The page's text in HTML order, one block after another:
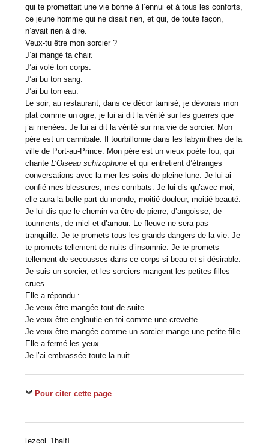
qui te promettait une vie bonne à l’ennui et à tous les conforts,
ce jeune homme qui ne disait rien, et qui, de toute façon,
n’avait rien à dire.
Veux-tu être mon sorcier ?
J’ai mangé ta chair.
J’ai volé ton corps.
J’ai bu ton sang.
J’ai bu ton eau.
Le soir, au restaurant, dans ce décor tamisé, je dévorais mon
plat comme un ogre, je lui ai dit la vérité sur les guerres que
j’ai menées. Je lui ai dit la vérité sur ma vie de sorcier. Mon
père est un cannibale. Il tourbillonne dans les labyrinthes de la
ville de Port-au-Prince. Mon père est un vieux poète fou, qui
chanteL’Oiseau schizophone et qui entretient d’étranges
conversations avec la mer les soirs de pleine lune. Je lui ai
confié mes blessures, mes combats. Je lui dis qu’avec moi,
elle aura la belle part du monde, moitié douleur, moitié beauté.
Je lui dis que le chemin va être de pierre, d’angoisse, de
tourments, de miel et d’amour. Le fleuve ne sera pas
tranquille. Je te promets tous les grands dangers de la vie. Je
te promets tellement de nuits d’insomnie. Je te promets
tellement de secousses dans ce corps si beau et si désirable.
Je suis un sorcier, et les sorciers mangent les petites filles
crues.
Elle a répondu :
Je veux être mangée tout de suite.
Je veux être engloutie en toi comme une crevette.
Je veux être mangée comme un sorcier mange une petite fille.
Elle a fermé les yeux.
Je l’ai embrassée toute la nuit.
Pour citer cette page
[ezcol_1half]